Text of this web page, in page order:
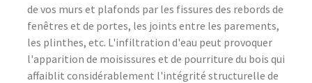
de vos murs et plafonds par les fissures des rebords de
fenêtres et de portes, les joints entre les parements,
les plinthes, etc. L'infiltration d'eau peut provoquer
l'apparition de moisissures et de pourriture du bois qui
affaiblit considérablement l'intégrité structurelle de